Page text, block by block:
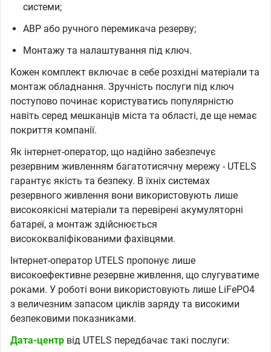
системи;
АВР або ручного перемикача резерву;
Монтажу та налаштування під ключ.
Кожен комплект включає в себе розхідні матеріали та
монтаж обладнання. Зручність послуги під ключ
поступово починає користуватись популярністю
навіть серед мешканців міста та області, де ще немає
покриття компанії.
Як інтернет-оператор, що надійно забезпечує
резервним живленням багатотисячну мережу - UTELS
гарантує якість та безпеку. В їхніх системах
резервного живлення вони використовують лише
високоякісні матеріали та перевірені акумуляторні
батареї, а монтаж здійснюється
висококваліфікованими фахівцями.
Інтернет-оператор UTELS пропонує лише
високоефективне резервне живлення, що слугуватиме
роками. У роботі вони використовують лише LiFePO4
з величезним запасом циклів заряду та високими
безпековими показниками.
Дата-центр від UTELS передбачає такі послуги: